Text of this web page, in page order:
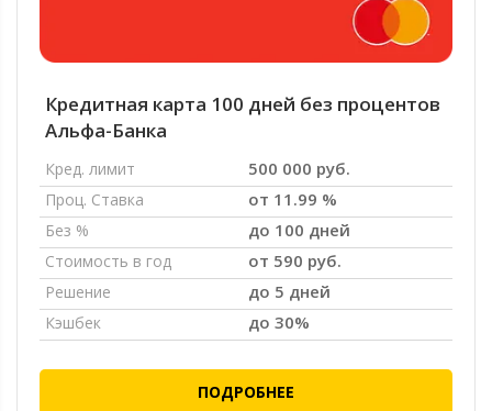
Кредитная карта 100 дней без процентов
Альфа-Банка
Кред. лимит 500 000 руб.
Проц. Ставка от 11.99 %
Без % до 100 дней
Стоимость в год от 590 руб.
Решение до 5 дней
Кэшбек до 30%
ПОДРОБНЕЕ